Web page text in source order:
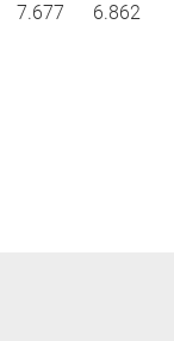
7.677 6.862